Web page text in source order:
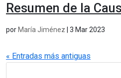
Resumen de la
por María Jiménez 3 Mar 2023
« Entradas más antiguas